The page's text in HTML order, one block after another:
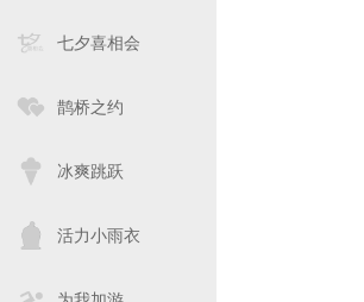
七夕喜相会
鹊桥之约
冰爽跳跃
活力小雨衣